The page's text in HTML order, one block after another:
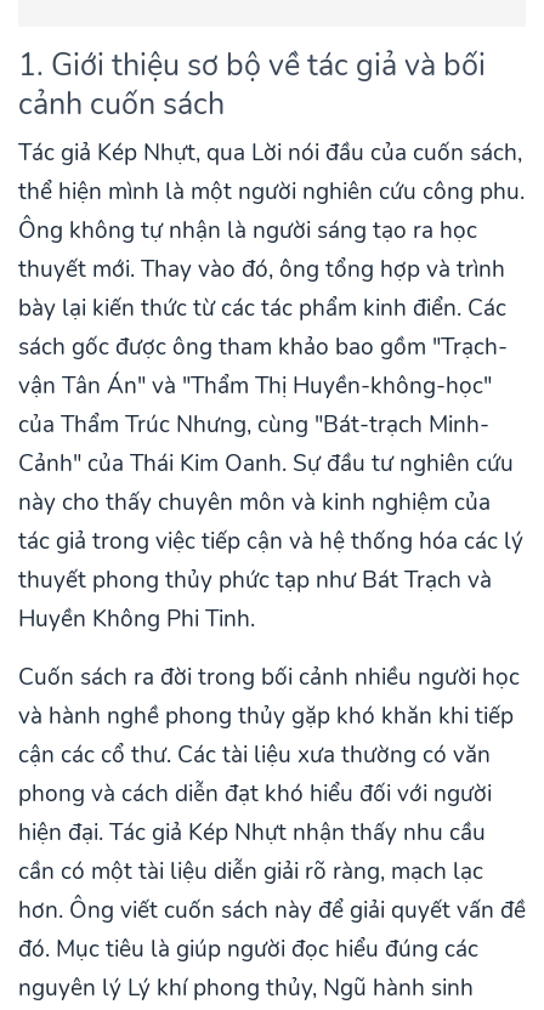
1. Giới thiệu sơ bộ về tác giả và bối
cảnh cuốn sách
Tác giả Kép Nhựt, qua Lời nói đầu của cuốn sách,
thể hiện mình là một người nghiên cứu công phu.
Ông không tự nhận là người sáng tạo ra học
thuyết mới. Thay vào đó, ông tổng hợp và trình
bày lại kiến thức từ các tác phẩm kinh điển. Các
sách gốc được ông tham khảo bao gồm "Trạch-
vận Tân Án" và "Thẩm Thị Huyền-không-học"
của Thẩm Trúc Nhưng, cùng "Bát-trạch Minh-
Cảnh" của Thái Kim Oanh. Sự đầu tư nghiên cứu
này cho thấy chuyên môn và kinh nghiệm của
tác giả trong việc tiếp cận và hệ thống hóa các lý
thuyết phong thủy phức tạp như Bát Trạch và
Huyền Không Phi Tinh.
Cuốn sách ra đời trong bối cảnh nhiều người học
và hành nghề phong thủy gặp khó khăn khi tiếp
cận các cổ thư. Các tài liệu xưa thường có văn
phong và cách diễn đạt khó hiểu đối với người
hiện đại. Tác giả Kép Nhựt nhận thấy nhu cầu
cần có một tài liệu diễn giải rõ ràng, mạch lạc
hơn. Ông viết cuốn sách này để giải quyết vấn đề
đó. Mục tiêu là giúp người đọc hiểu đúng các
nguyên lý Lý khí phong thủy, Ngũ hành sinh